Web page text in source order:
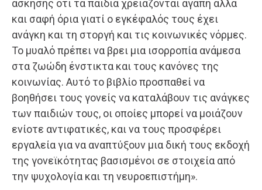
άσκησης ότι τα παιδιά χρειάζονται αγάπη αλλά
και σαφή όρια γιατί ο εγκέφαλός τους έχει
ανάγκη και τη στοργή και τις κοινωνικές νόρμες.
Το μυαλό πρέπει να βρει μια ισορροπία ανάμεσα
στα ζωώδη ένστικτα και τους κανόνες της
κοινωνίας. Αυτό το βιβλίο προσπαθεί να
βοηθήσει τους γονείς να καταλάβουν τις ανάγκες
των παιδιών τους, οι οποίες μπορεί να μοιάζουν
ενίοτε αντιφατικές, και να τους προσφέρει
εργαλεία για να αναπτύξουν μια δική τους εκδοχή
της γονεϊκότητας βασισμένοι σε στοιχεία από
την ψυχολογία και τη νευροεπιστήμη».